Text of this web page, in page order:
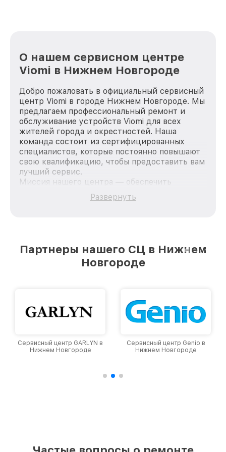
О нашем сервисном центре
Viomi в Нижнем Новгороде
Добро пожаловать в официальный сервисный
центр Viomi в городе Нижнем Новгороде. Мы
предлагаем профессиональный ремонт и
обслуживание устройств Viomi для всех
жителей города и окрестностей. Наша
команда состоит из сертифицированных
специалистов, которые постоянно повышают
свою квалификацию, чтобы предоставить вам
лучший сервис.
Миссия нашего центра — обеспечить
качественный и доступный ремонт для
каждого пользователя продукции Viomi, вне
лучшим сервисным центром Viomi в городе
Нижнем Новгороде, постоянно повышая
Развернуть
Партнеры нашего СЦ в Нижнем
Новгороде
Сервисный центр GARLYN в
Нижнем Новгороде
Сервисный центр Genio в
Нижнем Новгороде